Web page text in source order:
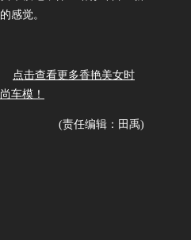
的感觉。
点击查看更多香艳美女时
尚车模！
(责任编辑：田禹)